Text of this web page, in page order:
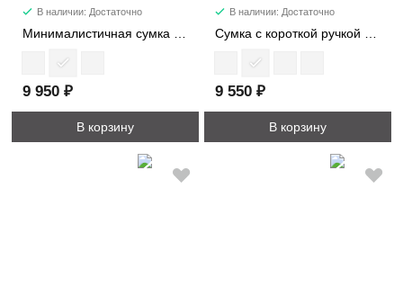
В наличии: Достаточно
Минималистичная сумка из натуральной кожи 5138
9 950 ₽
В корзину
В наличии: Достаточно
Сумка с короткой ручкой из фактурной кожи 88397
9 550 ₽
В корзину